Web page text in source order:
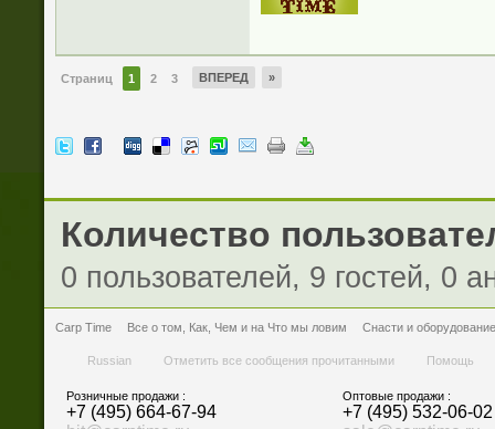
Страниц 1 2 3 ВПЕРЕД »
Количество
0 пользователей, 9 гостей, 0
Carp Time Все о том, Как, Чем и на Что мы ловим Снасти и оборудование
Russian Отметить все сообщения прочитанными Помощь
Розничные продажи :
+7 (495) 664-67-94
Оптовые продажи :
+7 (495) 532-06-02